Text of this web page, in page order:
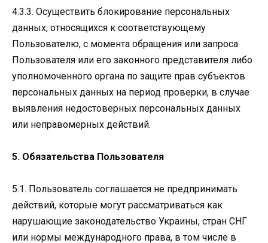
4.3.3. Осуществить блокирование персональных
данных, относящихся к соответствующему
Пользователю, с момента обращения или запроса
Пользователя или его законного представителя либо
уполномоченного органа по защите прав субъектов
персональных данных на период проверки, в случае
выявления недостоверных персональных данных
или неправомерных действий.
5. Обязательства Пользователя
5.1. Пользователь соглашается не предпринимать
действий, которые могут рассматриваться как
нарушающие законодательство Украины, стран СНГ
или нормы международного права, в том числе в